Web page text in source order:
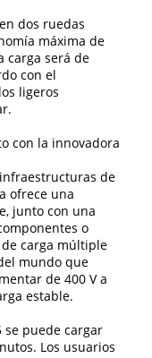
dos ruedas
máxima de
carga será de
con el
ligeros
con la innovadora
de
ofrece una
junto con una
o
carga múltiple
mundo que
de 400 V a
estable.
se puede cargar
Los usuarios